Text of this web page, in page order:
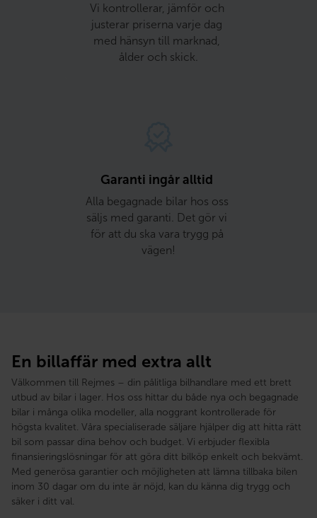
Vi kontrollerar, jämför och
justerar priserna varje dag
med hänsyn till marknad,
ålder och skick.
Garanti ingår alltid
Alla begagnade bilar hos oss
säljs med garanti. Det gör vi
för att du ska vara trygg på
vägen!
En billaffär med extra allt
Välkommen till Rejmes – din pålitliga bilhandlare med ett brett
utbud av bilar i lager. Hos oss hittar du både nya och begagnade
bilar i många olika modeller, alla noggrant kontrollerade för
högsta kvalitet. Våra specialiserade säljare hjälper dig att hitta rätt
bil som passar dina behov och budget. Vi erbjuder flexibla
finansieringslösningar för att göra ditt bilköp enkelt och bekvämt.
Med generösa garantier och möjligheten att lämna tillbaka bilen
inom 30 dagar om du inte är nöjd, kan du känna dig trygg och
säker i ditt val.